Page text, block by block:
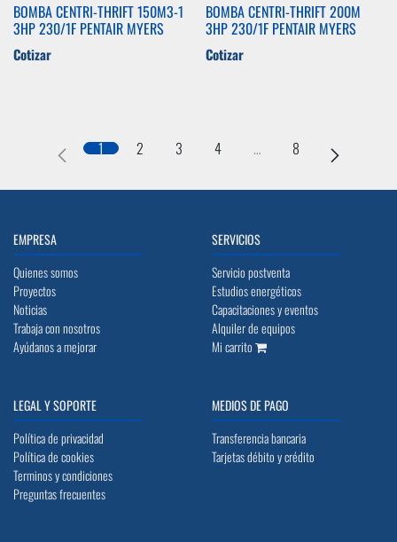
BOMBA CENTRI-THRIFT 150M3-1
3HP 230/1F PENTAIR MYERS
Cotizar
BOMBA CENTRI-THRIFT 200M
3HP 230/1F PENTAIR MYERS
Cotizar
1 2 3 4 … 8
EMPRESA
Quienes somos
Proyectos
Noticias
Trabaja con nosotros
Ayúdanos a mejorar
SERVICIOS
Servicio postventa
Estudios energéticos
Capacitaciones y eventos
Alquiler de equipos
Mi carrito
LEGAL Y SOPORTE
Política de privacidad
Política de cookies
Terminos y condiciones
Preguntas frecuentes
MEDIOS DE PAGO
Transferencia bancaria
Tarjetas débito y crédito